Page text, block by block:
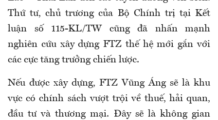
Thứ tư, chủ trương của Bộ Chính trị tại Kết
luận số 115-KL/TW cũng đã nhấn mạnh
nghiên cứu xây dựng FTZ thế hệ mới gắn với
các cực tăng trưởng chiến lược.
Nếu được xây dựng, FTZ Vũng Áng sẽ là khu
vực có chính sách vượt trội về thuế, hải quan,
đầu tư và thương mại. Đây sẽ là không gian